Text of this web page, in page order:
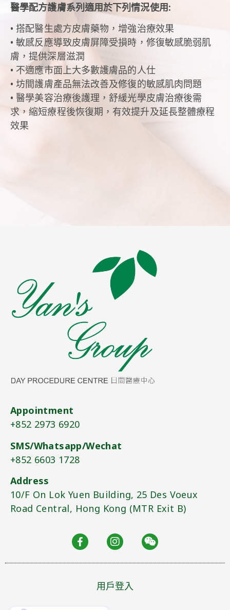
醫學配方護膚系列適用於下列情況使用:
• 搭配醫生處方皮膚藥物，增強治療效果
• 敏感反應導致皮膚屏障受損時，修復敏感脆弱肌
膚，提供深層滋潤
• 不適應市面上大多數護膚品的人仕
• 坊間護膚產品無法改善及修復的敏感肌肉問題
• 醫學美容治療後護理，舒緩光學皮膚治療後需
求，縮短療程後恢復期，有效提升及延長整體療程
效果
Appointment
+852 2973 6920​
SMS/Whatsapp/Wechat
+852 6603 1728
Address
10/F On Lok Yuen Building, 25 Des Voeux
Road Central, Hong Kong (MTR Exit B)​
用戶登入